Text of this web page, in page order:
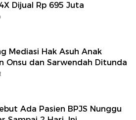
Dijual Rp 695 Juta
Mediasi Hak Asuh Anak
Onsu dan Sarwendah Ditunda
Ada Pasien BPJS Nunggu